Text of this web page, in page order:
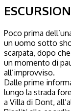
Poco prima
un uomo sotto
scarpata, dopo
un momento di
all’improvviso.
Dalle prime
lungo la strada
a Villa di Dont,